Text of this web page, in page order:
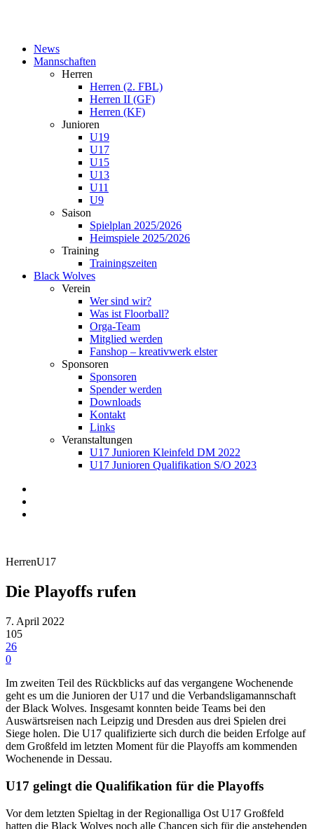
News
Mannschaften
Herren
Herren (2. FBL)
Herren II (GF)
Herren (KF)
Junioren
U19
U17
U15
U13
U11
U9
Saison
Spielplan 2025/2026
Heimspiele 2025/2026
Training
Trainingszeiten
Black Wolves
Verein
Wer sind wir?
Was ist Floorball?
Orga-Team
Mitglied werden
Fanshop – kreativwerk elster
Sponsoren
Sponsoren
Spender werden
Downloads
Kontakt
Links
Veranstaltungen
U17 Junioren Kleinfeld DM 2022
U17 Junioren Qualifikation S/O 2023
HerrenU17
Die Playoffs rufen
7. April 2022
105
26
0
Im zweiten Teil des Rückblicks auf das vergangene Wochenende
geht es um die Junioren der U17 und die Verbandsligamannschaft
der Black Wolves. Insgesamt konnten beide Teams bei den
Auswärtsreisen nach Leipzig und Dresden aus drei Spielen drei
Siege holen. Die U17 qualifizierte sich durch die beiden Erfolge auf
dem Großfeld im letzten Moment für die Playoffs am kommenden
Wochenende in Dessau.
U17 gelingt die Qualifikation für die Playoffs
Vor dem letzten Spieltag in der Regionalliga Ost U17 Großfeld
hatten die Black Wolves noch alle Chancen sich für die anstehenden